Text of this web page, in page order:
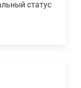
статус